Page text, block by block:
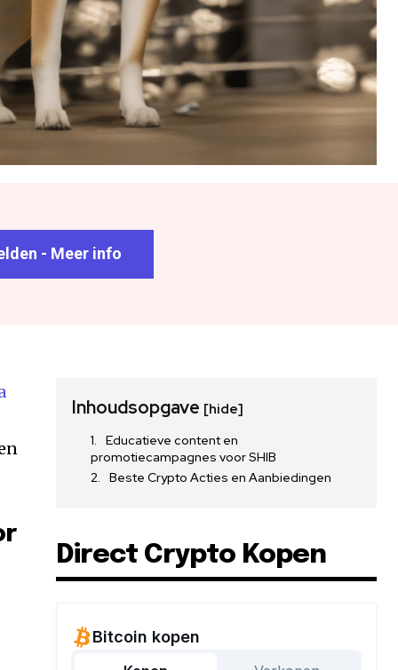
- Meer info
Inhoudsopgave [hide]
Educatieve content en
promotiecampagnes voor SHIB
Beste Crypto Acties en Aanbiedingen
Direct Crypto Kopen